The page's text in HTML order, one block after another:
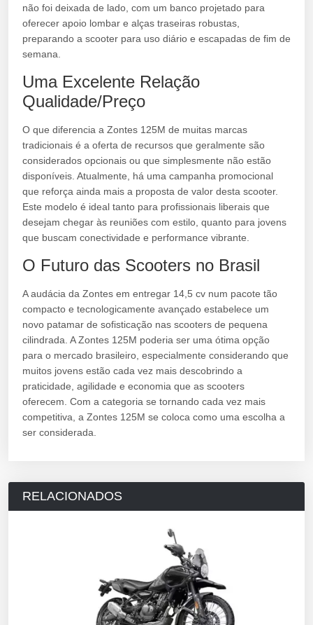
não foi deixada de lado, com um banco projetado para
oferecer apoio lombar e alças traseiras robustas,
preparando a scooter para uso diário e escapadas de fim de
semana.
Uma Excelente Relação
Qualidade/Preço
O que diferencia a Zontes 125M de muitas marcas
tradicionais é a oferta de recursos que geralmente são
considerados opcionais ou que simplesmente não estão
disponíveis. Atualmente, há uma campanha promocional
que reforça ainda mais a proposta de valor desta scooter.
Este modelo é ideal tanto para profissionais liberais que
desejam chegar às reuniões com estilo, quanto para jovens
que buscam conectividade e performance vibrante.
O Futuro das Scooters no Brasil
A audácia da Zontes em entregar 14,5 cv num pacote tão
compacto e tecnologicamente avançado estabelece um
novo patamar de sofisticação nas scooters de pequena
cilindrada. A Zontes 125M poderia ser uma ótima opção
para o mercado brasileiro, especialmente considerando que
muitos jovens estão cada vez mais descobrindo a
praticidade, agilidade e economia que as scooters
oferecem. Com a categoria se tornando cada vez mais
competitiva, a Zontes 125M se coloca como uma escolha a
ser considerada.
RELACIONADOS